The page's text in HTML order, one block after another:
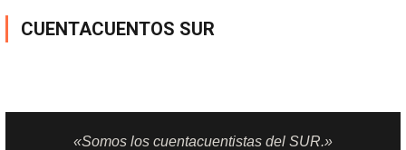
CUENTACUENTOS SUR
«Somos los cuentacuentistas del SUR.»